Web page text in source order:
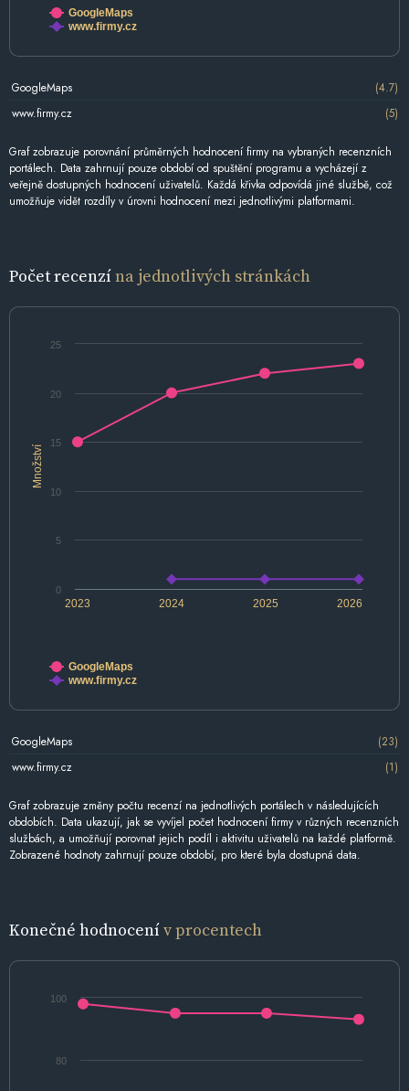
GoogleMaps
www.firmy.cz
GoogleMaps
(4.7)
www.firmy.cz
(5)
Graf zobrazuje porovnání průměrných hodnocení firmy na vybraných recenzních
portálech. Data zahrnují pouze období od spuštění programu a vycházejí z
veřejně dostupných hodnocení uživatelů. Každá křivka odpovídá jiné službě, což
umožňuje vidět rozdíly v úrovni hodnocení mezi jednotlivými platformami.
Počet recenzína jednotlivých stránkách
Množství
2024 2026
2023 2025
0
5
10
15
20
25
GoogleMaps
www.firmy.cz
GoogleMaps
(23)
www.firmy.cz
(1)
Graf zobrazuje změny počtu recenzí na jednotlivých portálech v následujících
obdobích. Data ukazují, jak se vyvíjel počet hodnocení firmy v různých recenzních
službách, a umožňují porovnat jejich podíl i aktivitu uživatelů na každé platformě.
Zobrazené hodnoty zahrnují pouze období, pro které byla dostupná data.
Konečné hodnocenív procentech
80
100